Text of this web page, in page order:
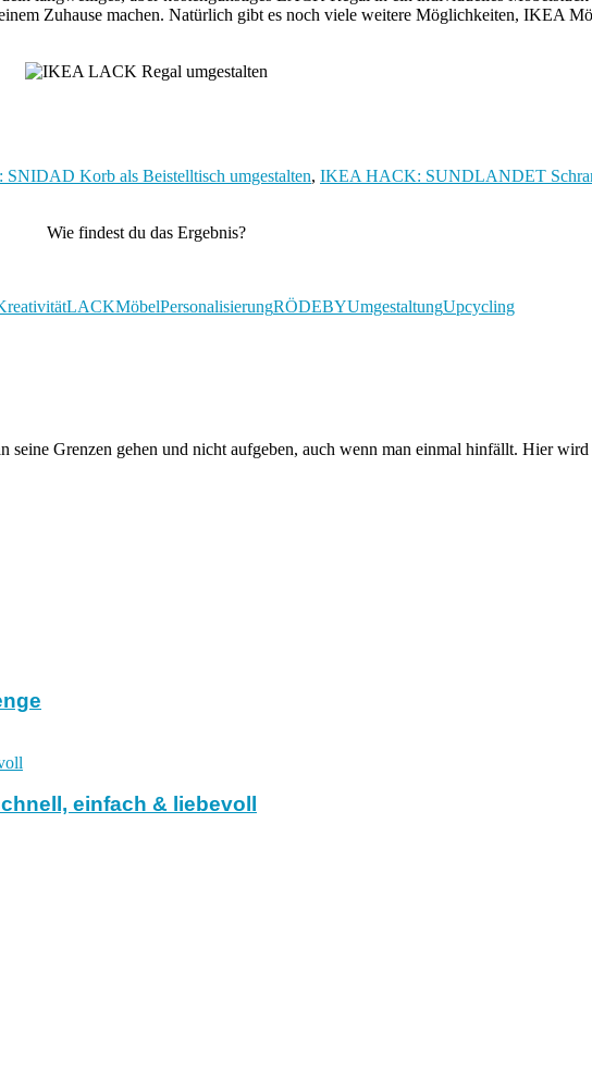
Zuhause machen. Natürlich gibt es noch viele weitere Möglichkeiten, IKEA
Korb als Beistelltisch umgestalten, IKEA HACK: SUNDLANDET
Wie findest du das Ergebnis?
LACKMöbelPersonalisierungRÖDEBYUmgestaltungUpcycling
Grenzen gehen und nicht aufgeben, auch wenn man einmal hinfällt. Hier
einfach & liebevoll